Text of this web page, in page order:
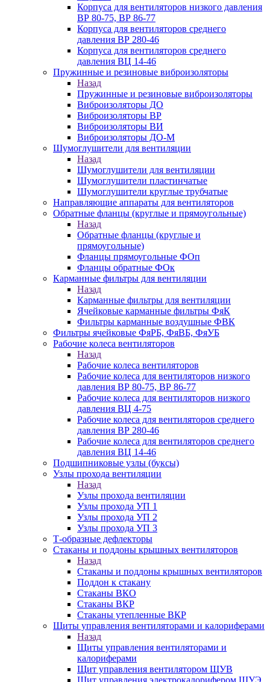
Корпуса для вентиляторов низкого давления
ВР 80-75, ВР 86-77
Корпуса для вентиляторов среднего
давления ВР 280-46
Корпуса для вентиляторов среднего
давления ВЦ 14-46
Пружинные и резиновые виброизоляторы
Назад
Пружинные и резиновые виброизоляторы
Виброизоляторы ДО
Виброизоляторы ВР
Виброизоляторы ВИ
Виброизоляторы ДО-М
Шумоглушители для вентиляции
Назад
Шумоглушители для вентиляции
Шумоглушители пластинчатые
Шумоглушители круглые трубчатые
Направляющие аппараты для вентиляторов
Обратные фланцы (круглые и прямоугольные)
Назад
Обратные фланцы (круглые и
прямоугольные)
Фланцы прямоугольные ФОп
Фланцы обратные ФОк
Карманные фильтры для вентиляции
Назад
Карманные фильтры для вентиляции
Ячейковые карманные фильтры ФяК
Фильтры карманные воздушные ФВК
Фильтры ячейковые ФяРБ, ФяВБ, ФяУБ
Рабочие колеса вентиляторов
Назад
Рабочие колеса вентиляторов
Рабочие колеса для вентиляторов низкого
давления ВР 80-75, ВР 86-77
Рабочие колеса для вентиляторов низкого
давления ВЦ 4-75
Рабочие колеса для вентиляторов среднего
давления ВР 280-46
Рабочие колеса для вентиляторов среднего
давления ВЦ 14-46
Подшипниковые узлы (буксы)
Узлы прохода вентиляции
Назад
Узлы прохода вентиляции
Узлы прохода УП 1
Узлы прохода УП 2
Узлы прохода УП 3
Т-образные дефлекторы
Стаканы и поддоны крышных вентиляторов
Назад
Стаканы и поддоны крышных вентиляторов
Поддон к стакану
Стаканы ВКО
Стаканы ВКР
Стаканы утепленные ВКР
Щиты управления вентиляторами и калориферами
Назад
Щиты управления вентиляторами и
калориферами
Щит управления вентилятором ЩУВ
Щит управления электрокалорифером ЩУЭ